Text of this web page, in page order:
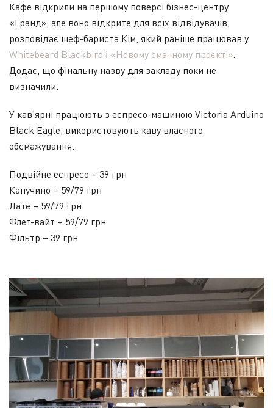
Кафе відкрили на першому поверсі бізнес-центру
«Гранд», але воно відкрите для всіх відвідувачів,
розповідає шеф-бариста Кім, який раніше працював у
Whitebeard Blackbird і «Новому смачному проєкті».
Додає, що фінальну назву для закладу поки не
визначили.
У кав’ярні працюють з еспресо-машиною Victoria Arduino
Black Eagle, використовують каву власного
обсмажування.
Подвійне еспресо – 39 грн
Капучино – 59/79 грн
Лате – 59/79 грн
Флет-вайт – 59/79 грн
Фільтр – 39 грн